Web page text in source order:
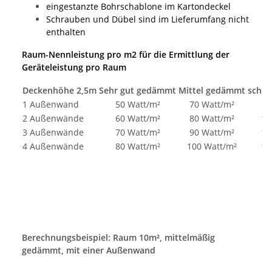
eingestanzte Bohrschablone im Kartondeckel
Schrauben und Dübel sind im Lieferumfang nicht
enthalten
Raum-Nennleistung pro m2 für die Ermittlung der
Geräteleistung pro Raum
Deckenhöhe 2,5m Sehr gut gedämmt Mittel gedämmt
1 Außenwand
50 Watt/m² 70 Watt/m²
2 Außenwände
60 Watt/m² 80 Watt/m²
3 Außenwände
70 Watt/m² 90 Watt/m²
4 Außenwände
80 Watt/m² 100 Watt/m²
Berechnungsbeispiel: Raum 10m², mittelmäßig
gedämmt, mit einer Außenwand